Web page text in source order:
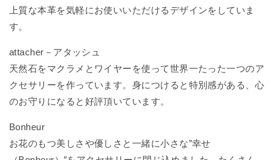
上質な本革を気軽にお使いいただけるデザインをしていま
す。
attacher－アタッシュ
天然石をマクラメとワイヤーを使って世界一たった一つのア
クセサリーを作っています。身につけると特別感がある、心
のお守りになると好評頂いています。
Bonheur
お花のもつ美しさや優しさと一緒に小さな”幸せ